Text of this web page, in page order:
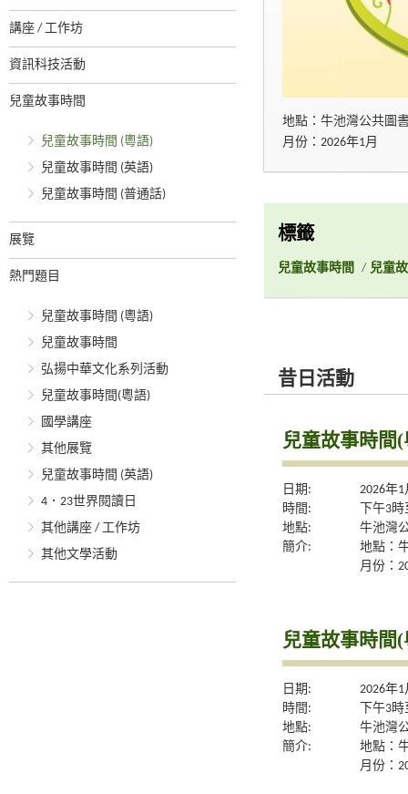
講座 / 工作坊
資訊科技活動
兒童故事時間
兒童故事時間 (粵語)
兒童故事時間 (英語)
兒童故事時間 (普通話)
展覽
熱門題目
兒童故事時間 (粵語)
兒童故事時間
弘揚中華文化系列活動
兒童故事時間(粵語)
國學講座
其他展覽
兒童故事時間 (英語)
4．23世界閱讀日
其他講座 / 工作坊
其他文學活動
地點：牛池灣公共圖
月份：2026年1月
標籤
兒童故事時間 / 兒童
昔日活動
兒童故事時間
日期:
2026年
時間:
下午3
地點:
牛池灣
簡介:
地點：
月份：
兒童故事時間
日期:
2026年
時間:
下午3
地點:
牛池灣
簡介:
地點：
月份：